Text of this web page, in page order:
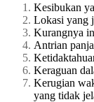
Kesibukan
Lokasi yang
Kurangnya
Antrian
Keraguan
Kerugian
yang tidak